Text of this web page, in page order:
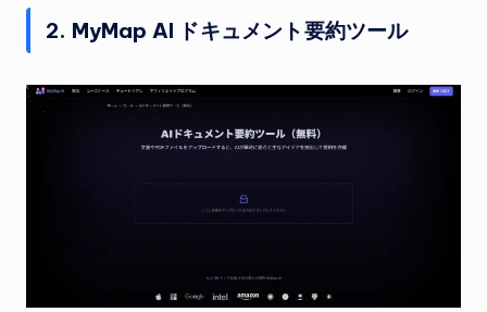
2. MyMap AI ドキュメント要約ツール